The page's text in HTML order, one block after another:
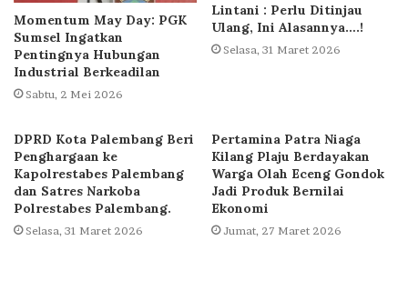
Momentum May Day: PGK
Sumsel Ingatkan
Pentingnya Hubungan
Industrial Berkeadilan
Sabtu, 2 Mei 2026
Lintani : Perlu Ditinjau
Ulang, Ini Alasannya….!
Selasa, 31 Maret 2026
DPRD Kota Palembang Beri
Penghargaan ke
Kapolrestabes Palembang
dan Satres Narkoba
Polrestabes Palembang.
Selasa, 31 Maret 2026
Pertamina Patra Niaga
Kilang Plaju Berdayakan
Warga Olah Eceng Gondok
Jadi Produk Bernilai
Ekonomi
Jumat, 27 Maret 2026